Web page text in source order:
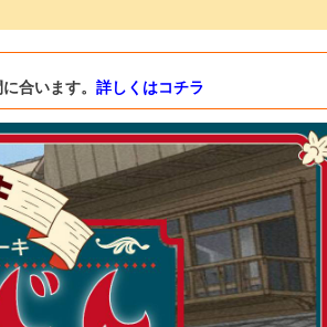
合います。 詳しくはコチラ